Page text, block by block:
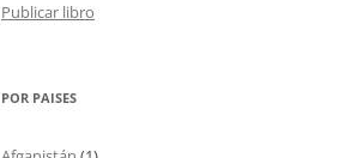
Publicar libro
POR PAISES